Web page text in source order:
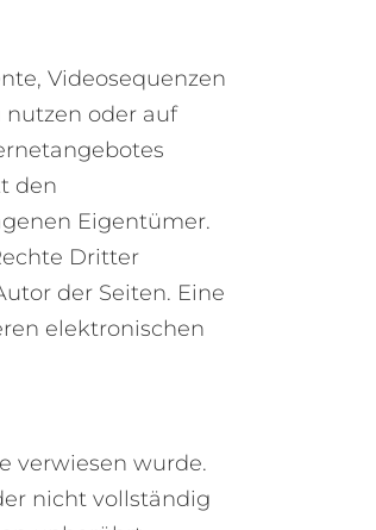
Videosequenzen
nutzen oder auf
den
Eigentümer.
Dritter
der Seiten. Eine
elektronischen
verwiesen wurde.
nicht vollständig